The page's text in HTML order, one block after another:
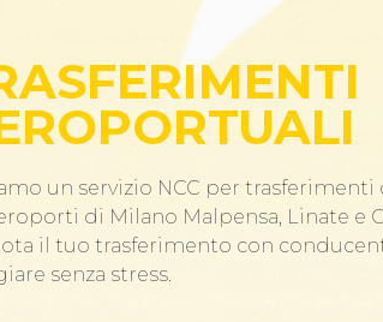
un servizio NCC per trasferimenti
di Milano Malpensa, Linate e
il tuo trasferimento con
senza stress.